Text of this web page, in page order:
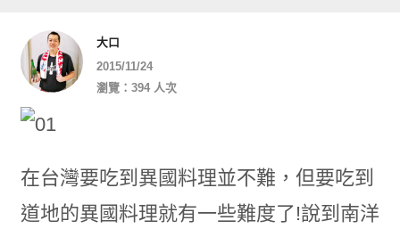
大口
2015/11/24
瀏覽：394 人次
在台灣要吃到異國料理並不難，但要吃到
道地的異國料理就有一些難度了!說到南洋